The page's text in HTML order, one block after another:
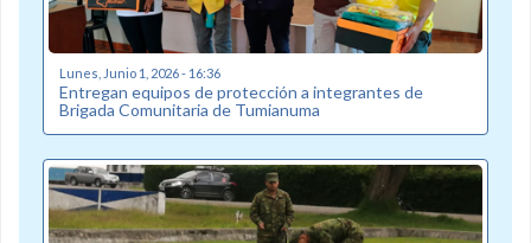
Lunes, Junio 1, 2026 - 16:36
Entregan equipos de protección a integrantes de
Brigada Comunitaria de Tumianuma